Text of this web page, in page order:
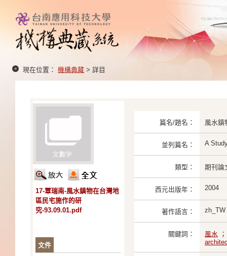
現在位置： 機構典藏 > 詳目
17-覃瑞南-風水鎮物在台灣地
區民宅施作的研
究-93.09.01.pdf
文件
篇名/題名： 風水鎮
並列篇名： A
類型： 期刊論
西元出版年： 2004
著作語言： zh_TW
關鍵詞： 風水